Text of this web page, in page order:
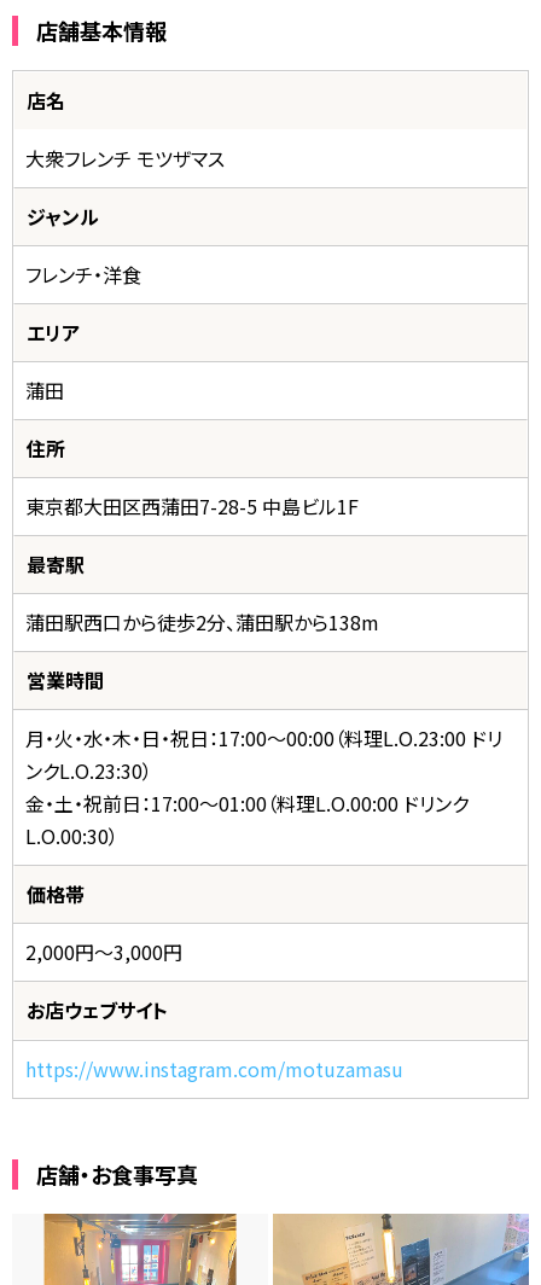
店舗基本情報
店名
大衆フレンチ モツザマス
ジャンル
フレンチ・洋食
エリア
蒲田
住所
東京都大田区西蒲田7-28-5 中島ビル1F
最寄駅
蒲田駅西口から徒歩2分、蒲田駅から138m
営業時間
月・火・水・木・日・祝日：17:00〜00:00（料理L.O.23:00 ドリ
ンクL.O.23:30）
金・土・祝前日：17:00～01:00（料理L.O.00:00 ドリンク
L.O.00:30）
価格帯
2,000円〜3,000円
お店ウェブサイト
https://www.instagram.com/motuzamasu
店舗・お食事写真